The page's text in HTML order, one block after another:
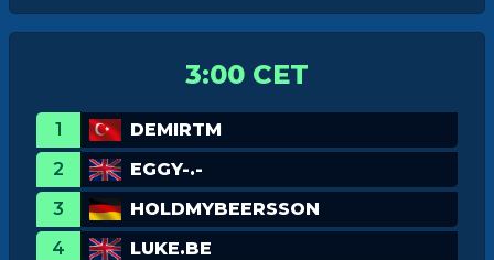
3:00 CET
1
DEMIRTM
2
EGGY-.-
3
HOLDMYBEERSSON
4
LUKE.BE